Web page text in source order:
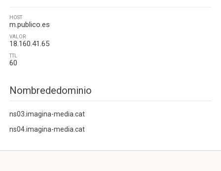
HOST
m.publico.es
VALOR
18.160.41.65
TTL
60
Nombrededominio
ns03.imagina-media.cat
ns04.imagina-media.cat